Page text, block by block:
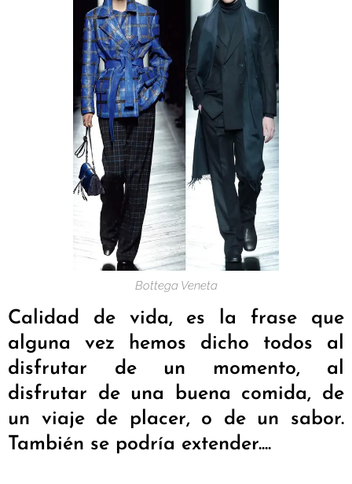
Bottega Veneta
Calidad de vida, es la frase que
alguna vez hemos dicho todos al
disfrutar de un momento, al
disfrutar de una buena comida, de
un viaje de placer, o de un sabor.
También se podría extender....